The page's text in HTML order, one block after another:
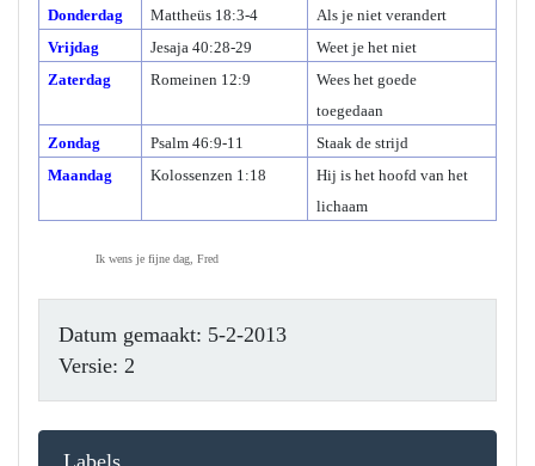
Donderdag
Mattheüs 18:3-4
Als je niet verandert
Vrijdag
Jesaja 40:28-29
Weet je het niet
Zaterdag
Romeinen 12:9
Wees het goede
toegedaan
Zondag
Psalm 46:9-11
Staak de strijd
Maandag
Kolossenzen 1:18
Hij is het hoofd van het
lichaam
Ik wens je fijne dag, Fred
Datum gemaakt: 5-2-2013
Versie: 2
Labels